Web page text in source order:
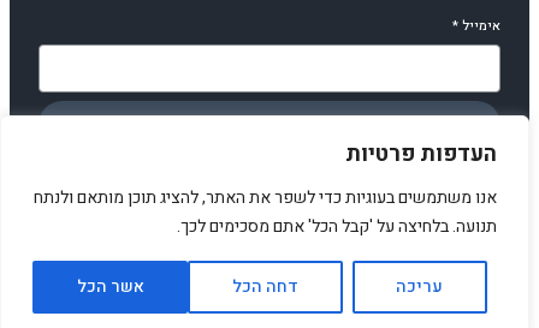
העדפות פרטיות
אנו משתמשים בעוגיות כדי לשפר את האתר, להציג תוכן מותאם ולנתח
תנועה. בלחיצה על 'קבל הכל' אתם מסכימים לכך.
עריכה דחה הכל אשר הכל
אימייל*
© 2025 amirstuff. All rights reserved.